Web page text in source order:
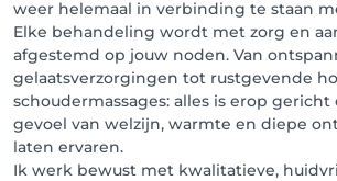
weer helemaal in verbinding te staan
Elke behandeling wordt met zorg en
afgestemd op jouw noden. Van
gelaatsverzorgingen tot rustgevende
schoudermassages: alles is erop gericht
gevoel van welzijn, warmte en diepe
laten ervaren.
Ik werk bewust met kwalitatieve,